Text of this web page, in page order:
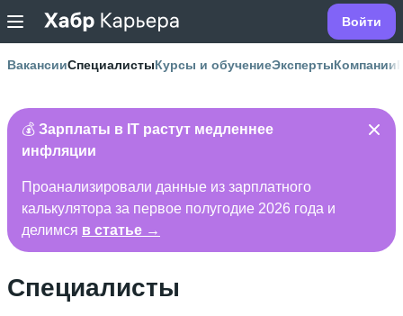
Войти
ВакансииСпециалистыКурсы и обучениеЭкспертыКомпании
💰 Зарплаты в IT растут медленнее
инфляции
Проанализировали данные из зарплатного
калькулятора за первое полугодие 2026 года и
делимся в статье →
Специалисты